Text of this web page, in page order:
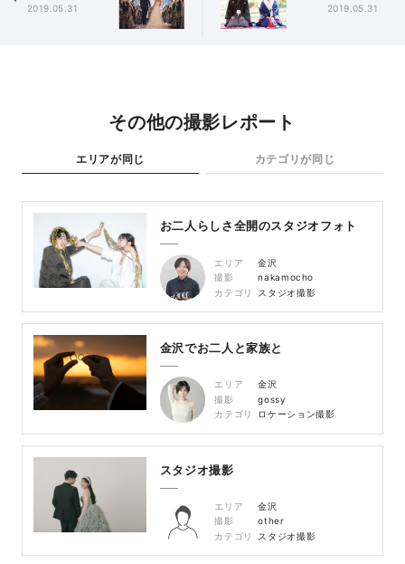
2019.05.31 2019.05.31
その他の撮影レポート
エリアが同じ カテゴリが同じ
お二人らしさ全開のスタジオフォト
エリア
金沢
撮影
nakamocho
カテゴリ
スタジオ撮影
金沢でお二人と家族と
エリア
金沢
撮影
gossy
カテゴリ
ロケーション撮影
スタジオ撮影
エリア
金沢
撮影
other
カテゴリ
スタジオ撮影